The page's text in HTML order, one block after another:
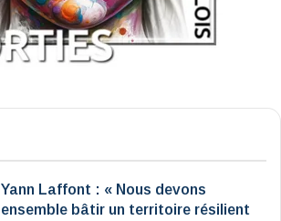
Yann Laffont : « Nous devons
ensemble bâtir un territoire résilient